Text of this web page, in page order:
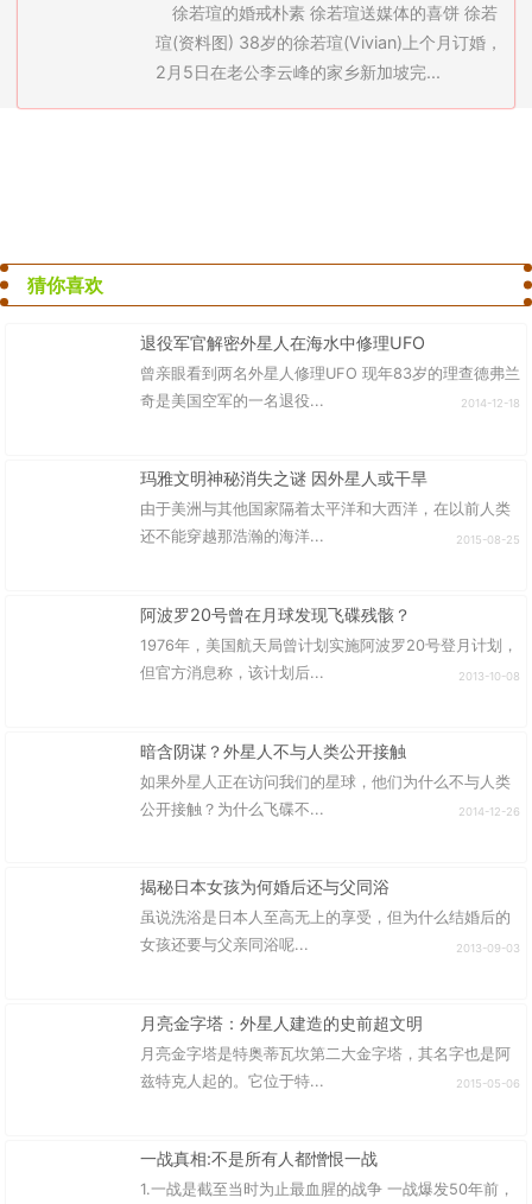
成登记
徐若瑄的婚戒朴素 徐若瑄送媒体的喜饼 徐若
瑄(资料图) 38岁的徐若瑄(Vivian)上个月订婚，
2月5日在老公李云峰的家乡新加坡完...
猜你喜欢
退役军官解密外星人在海水中修理UFO
曾亲眼看到两名外星人修理UFO 现年83岁的理查德弗兰
奇是美国空军的一名退役...
2014-12-18
玛雅文明神秘消失之谜 因外星人或干旱
由于美洲与其他国家隔着太平洋和大西洋，在以前人类
还不能穿越那浩瀚的海洋...
2015-08-25
阿波罗20号曾在月球发现飞碟残骸？
1976年，美国航天局曾计划实施阿波罗20号登月计划，
但官方消息称，该计划后...
2013-10-08
暗含阴谋？外星人不与人类公开接触
如果外星人正在访问我们的星球，他们为什么不与人类
公开接触？为什么飞碟不...
2014-12-26
揭秘日本女孩为何婚后还与父同浴
虽说洗浴是日本人至高无上的享受，但为什么结婚后的
女孩还要与父亲同浴呢...
2013-09-03
月亮金字塔：外星人建造的史前超文明
月亮金字塔是特奥蒂瓦坎第二大金字塔，其名字也是阿
兹特克人起的。它位于特...
2015-05-06
一战真相:不是所有人都憎恨一战
1.一战是截至当时为止最血腥的战争 一战爆发50年前，